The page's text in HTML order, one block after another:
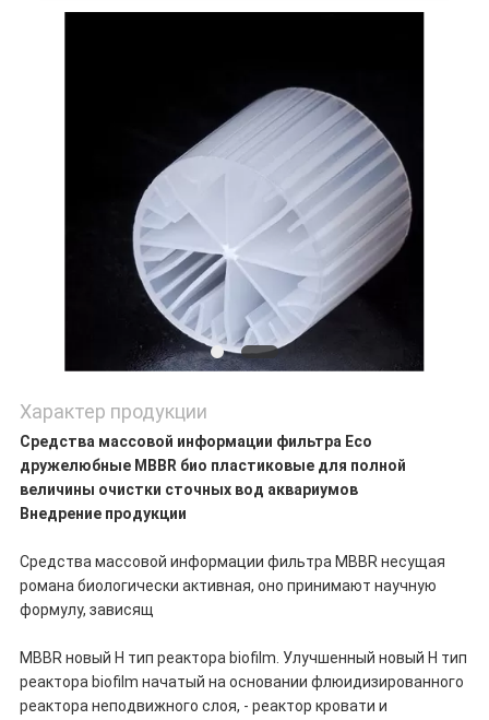
Характер продукции
Средства массовой информации фильтра Eco
дружелюбные MBBR био пластиковые для полной
величины очистки сточных вод аквариумов
Внедрение продукции
Средства массовой информации фильтра MBBR несущая
романа биологически активная, оно принимают научную
формулу, зависящ
MBBR новый Н тип реактора biofilm. Улучшенный новый Н тип
реактора biofilm начатый на основании флюидизированного
реактора неподвижного слоя, - реактор кровати и